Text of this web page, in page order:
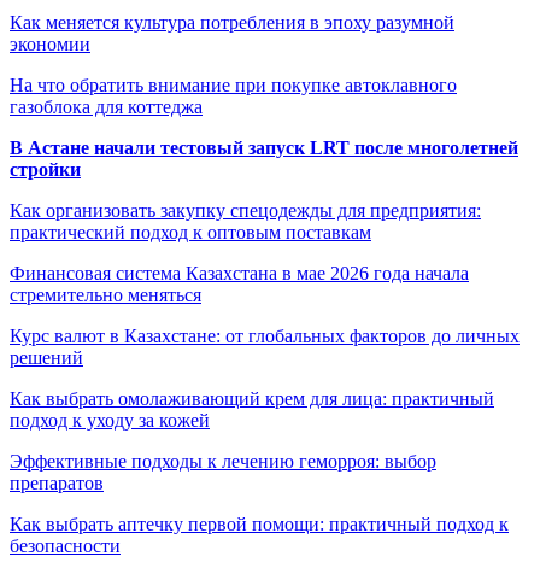
Как меняется культура потребления в эпоху разумной
экономии
На что обратить внимание при покупке автоклавного
газоблока для коттеджа
В Астане начали тестовый запуск LRT после многолетней
стройки
Как организовать закупку спецодежды для предприятия:
практический подход к оптовым поставкам
Финансовая система Казахстана в мае 2026 года начала
стремительно меняться
Курс валют в Казахстане: от глобальных факторов до личных
решений
Как выбрать омолаживающий крем для лица: практичный
подход к уходу за кожей
Эффективные подходы к лечению геморроя: выбор
препаратов
Как выбрать аптечку первой помощи: практичный подход к
безопасности